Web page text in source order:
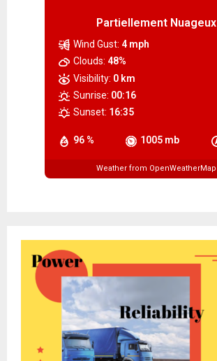
Partiellement Nuageux
96 % 1005 mb
Wind Gust: 4 mph
Clouds: 48%
Visibility: 0 km
Sunrise: 00:16
Sunset: 16:35
Weather from OpenWeatherMap